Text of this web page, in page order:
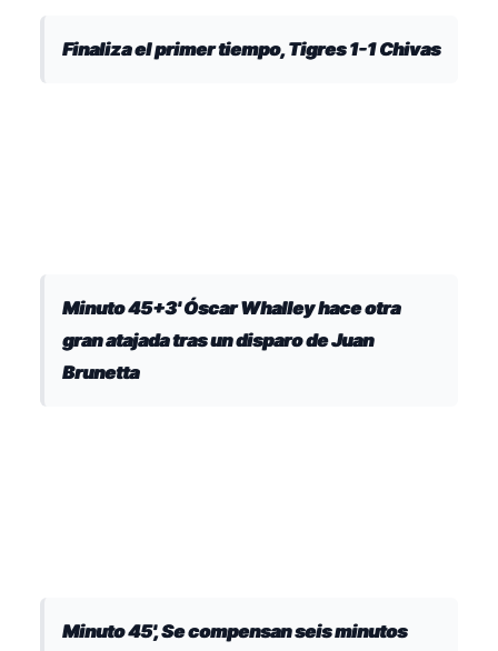
Finaliza el primer tiempo, Tigres 1-1 Chivas
Minuto 45+3' Óscar Whalley hace otra
gran atajada tras un disparo de Juan
Brunetta
Minuto 45', Se compensan seis minutos